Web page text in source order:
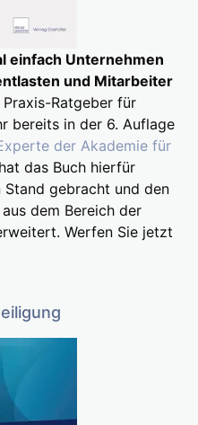
einfach Unternehmen
und Mitarbeiter
Ratgeber für
bereits in der 6. Auflage
der Akademie für
das Buch hierfür
gebracht und den
dem Bereich der
Werfen Sie jetzt